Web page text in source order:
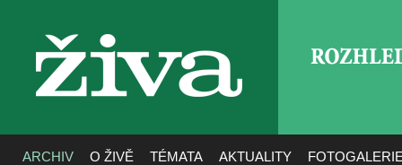
živa
ARCHIV O ŽIVĚ TÉMATA AKTUALITY